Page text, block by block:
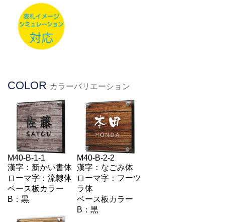
COLOR カラーバリエーション
M40-B-1-1
漢字：新かい書体
ローマ字：流隷体
ベース板カラー
B：黒
M40-B-2-2
漢字：なごみ体
ローマ字：フーツ
ラ体
ベース板カラー
B：黒